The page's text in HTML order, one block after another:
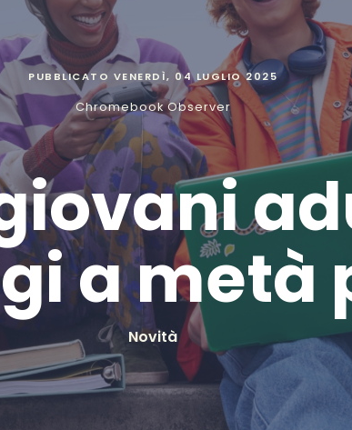
PUBBLICATO VENERDÌ, 04 LUGLIO 2025
Chromebook Observer
a metà
Novità